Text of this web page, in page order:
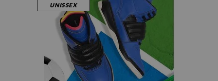
UNISSEX